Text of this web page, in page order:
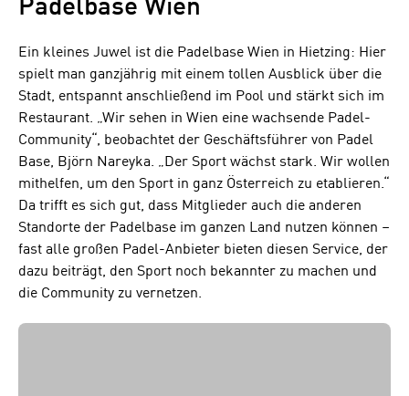
Padelbase Wien
Ein kleines Juwel ist die Padelbase Wien in Hietzing: Hier
spielt man ganzjährig mit einem tollen Ausblick über die
Stadt, entspannt anschließend im Pool und stärkt sich im
Restaurant. „Wir sehen in Wien eine wachsende Padel-
Community“, beobachtet der Geschäftsführer von Padel
Base, Björn Nareyka. „Der Sport wächst stark. Wir wollen
mithelfen, um den Sport in ganz Österreich zu etablieren.“
Da trifft es sich gut, dass Mitglieder auch die anderen
Standorte der Padelbase im ganzen Land nutzen können –
fast alle großen Padel-Anbieter bieten diesen Service, der
dazu beiträgt, den Sport noch bekannter zu machen und
die Community zu vernetzen.